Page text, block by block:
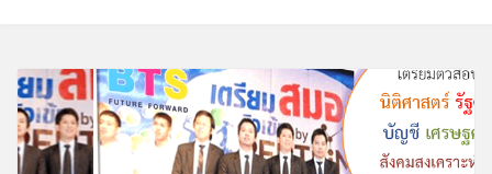
อุดมศึกษา
ดนตรี